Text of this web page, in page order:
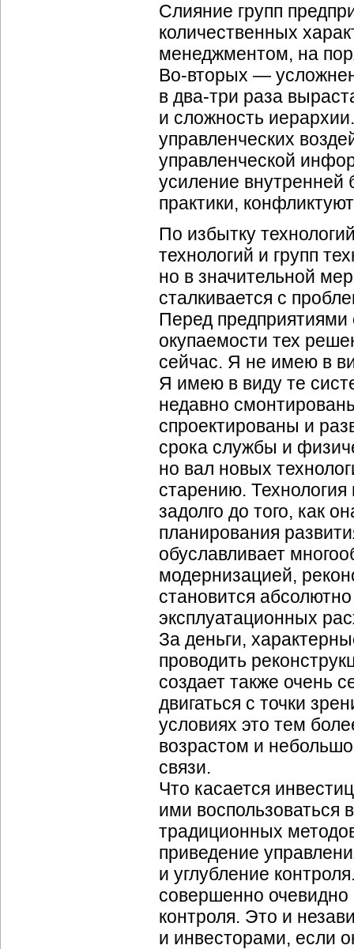
Слияние групп
количественных
менеджментом, на
Во-вторых —
в два-три раза
и сложность
управленческих
управленческой
усиление внутренней
практики,
По избытку
технологий и групп
но в значительной
сталкивается с
Перед
окупаемости тех
сейчас. Я не имею в
Я имею в виду те
недавно
спроектированы и
срока службы и
но вал новых
старению.
задолго до того, как
планирования
обуславливает
модернизацией,
становится
эксплуатационных
За деньги,
проводить
создает также очень
двигаться с точки
условиях это тем
возрастом и
связи.
Что касается
ими
традиционных
приведение
и углубление
совершенно очевидно
контроля. Это и
и инвесторами, если